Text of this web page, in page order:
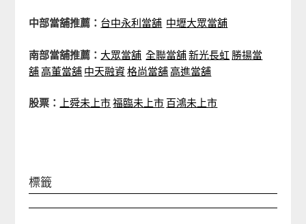
中部當舖推薦： 台中永利當舖 中壢大眾當舖
南部當舖推薦： 大眾當舖 全聯當舖新光長虹 勝揚當
舖高董當舖 中天融資格尚當舖高進當舖
股票： 上舜未上市福臨未上市 百鴻未上市
標籤